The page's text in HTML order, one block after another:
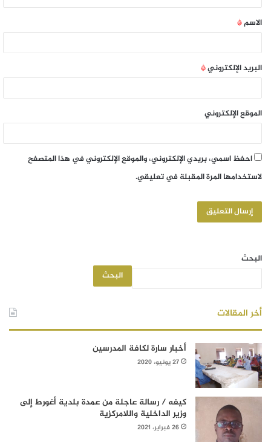
الاسم*
البريد الإلكتروني*
الموقع الإلكتروني
احفظ اسمي، بريدي الإلكتروني، والموقع الإلكتروني في هذا المتصفح
لاستخدامها المرة المقبلة في تعليقي.
البحث
البحث
أخر المقالات
أخبار سارة لكافة المدرسين
27 يونيو، 2020
كيفه / رسالة عاجلة من عمدة بلدية أغورط إلى
وزير الداخلية واللامركزية
26 فبراير، 2021